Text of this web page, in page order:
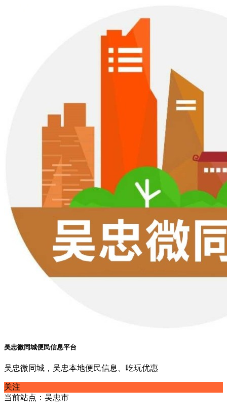
吴忠微同城便民信息平台
吴忠微同城，吴忠本地便民信息、吃玩优惠
关注
当前站点：吴忠市